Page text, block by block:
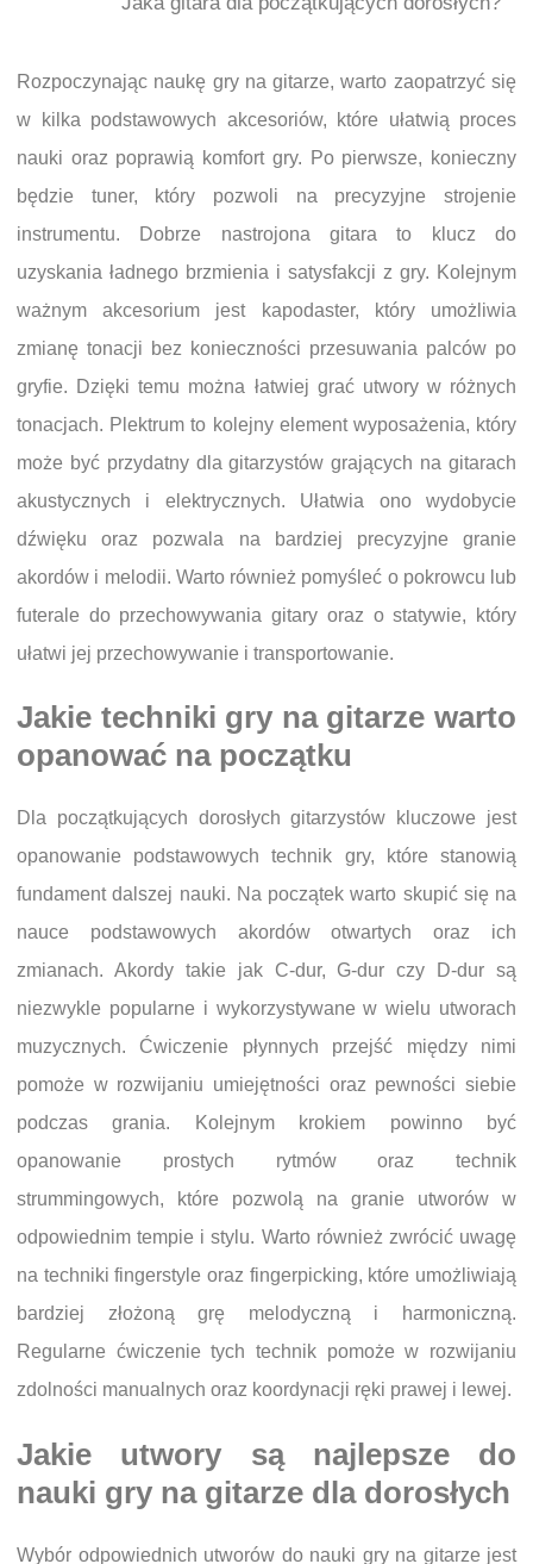
Rozpoczynając naukę gry na gitarze, warto zaopatrzyć się
w kilka podstawowych akcesoriów, które ułatwią proces
nauki oraz poprawią komfort gry. Po pierwsze, konieczny
będzie tuner, który pozwoli na precyzyjne strojenie
instrumentu. Dobrze nastrojona gitara to klucz do
uzyskania ładnego brzmienia i satysfakcji z gry. Kolejnym
ważnym akcesorium jest kapodaster, który umożliwia
zmianę tonacji bez konieczności przesuwania palców po
gryfie. Dzięki temu można łatwiej grać utwory w różnych
tonacjach. Plektrum to kolejny element wyposażenia, który
może być przydatny dla gitarzystów grających na gitarach
akustycznych i elektrycznych. Ułatwia ono wydobycie
dźwięku oraz pozwala na bardziej precyzyjne granie
akordów i melodii. Warto również pomyśleć o pokrowcu lub
futerale do przechowywania gitary oraz o statywie, który
ułatwi jej przechowywanie i transportowanie.
Jakie techniki gry na gitarze warto
opanować na początku
Dla początkujących dorosłych gitarzystów kluczowe jest
opanowanie podstawowych technik gry, które stanowią
fundament dalszej nauki. Na początek warto skupić się na
nauce podstawowych akordów otwartych oraz ich
zmianach. Akordy takie jak C-dur, G-dur czy D-dur są
niezwykle popularne i wykorzystywane w wielu utworach
muzycznych. Ćwiczenie płynnych przejść między nimi
pomoże w rozwijaniu umiejętności oraz pewności siebie
podczas grania. Kolejnym krokiem powinno być
opanowanie prostych rytmów oraz technik
strummingowych, które pozwolą na granie utworów w
odpowiednim tempie i stylu. Warto również zwrócić uwagę
na techniki fingerstyle oraz fingerpicking, które umożliwiają
bardziej złożoną grę melodyczną i harmoniczną.
Regularne ćwiczenie tych technik pomoże w rozwijaniu
zdolności manualnych oraz koordynacji ręki prawej i lewej.
Jakie utwory są najlepsze do
nauki gry na gitarze dla dorosłych
Wybór odpowiednich utworów do nauki gry na gitarze jest